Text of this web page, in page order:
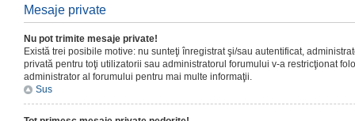
Mesaje private
Nu pot trimite mesaje private!
Există trei posibile motive: nu sunteţi înregistrat şi/sau autentificat,
privată pentru toţi utilizatorii sau administratorul forumului v-a restricţionat
administrator al forumului pentru mai multe informaţii.
Sus